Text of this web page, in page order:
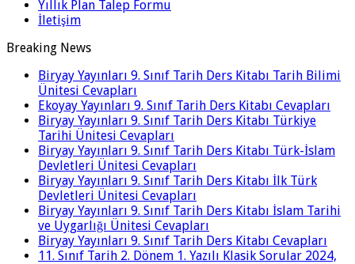
Yıllık Plan Talep Formu
İletişim
Breaking News
Biryay Yayınları 9. Sınıf Tarih Ders Kitabı Tarih Bilimi
Ünitesi Cevapları
Ekoyay Yayınları 9. Sınıf Tarih Ders Kitabı Cevapları
Biryay Yayınları 9. Sınıf Tarih Ders Kitabı Türkiye
Tarihi Ünitesi Cevapları
Biryay Yayınları 9. Sınıf Tarih Ders Kitabı Türk-İslam
Devletleri Ünitesi Cevapları
Biryay Yayınları 9. Sınıf Tarih Ders Kitabı İlk Türk
Devletleri Ünitesi Cevapları
Biryay Yayınları 9. Sınıf Tarih Ders Kitabı İslam Tarihi
ve Uygarlığı Ünitesi Cevapları
Biryay Yayınları 9. Sınıf Tarih Ders Kitabı Cevapları
11. Sınıf Tarih 2. Dönem 1. Yazılı Klasik Sorular 2024,